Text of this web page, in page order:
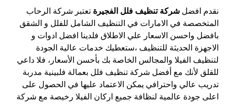
نقدم افضلشركة تنظيف فلل الفجيرة تعتبر شركة الرحاب
المتخصصة في الامارات في التنظيف الشامل للفلل و الشقق
بافضل واحسن الاسعار علي الاطلاق فلدينا افضل ادوات و
الاجهزة الحديثة للتنظيف ،ستعطيك خدمات عالية الجودة
لتنظيف الفيلا والمجالس الخاصة بك بأحسن الأسعار، فلا داعي
للقلق لأنك مع أفضل شركة تنظيف فلل بعمالة فلبينية مدربة
تدريب عالي واحترافي يمكن الاعتماد عليها في الحصول على
اعلى جودة عالمية لنظافة جميع اركان الفيلا رخيصة مع شركة